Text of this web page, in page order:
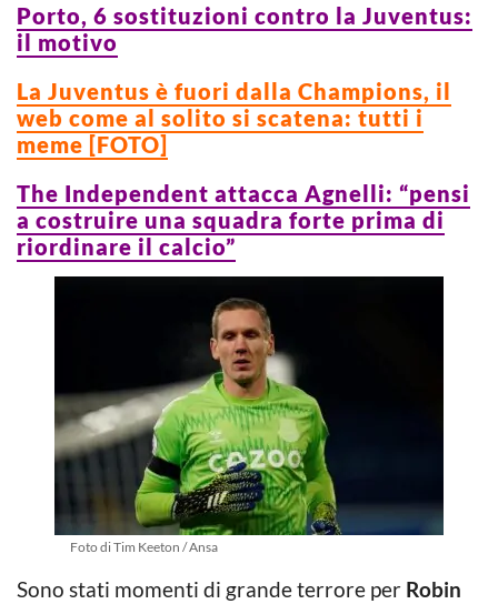
Porto, 6 sostituzioni contro la Juventus:
il motivo
La Juventus è fuori dalla Champions, il
web come al solito si scatena: tutti i
meme [FOTO]
The Independent attacca Agnelli: “pensi
a costruire una squadra forte prima di
riordinare il calcio”
Foto di Tim Keeton / Ansa
Sono stati momenti di grande terrore per Robin